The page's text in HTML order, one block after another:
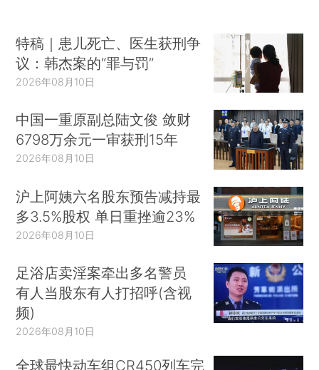
特稿｜患儿死亡、医生获刑争
议：韩杰案的“罪与罚”
2026年08月10日
中国一重原副总陆文俊 敛财
6798万余元一审获刑15年
2026年08月10日
沪上阿姨六名股东预告减持最
多3.5%股权 单日重挫逾23%
2026年08月10日
足浴店卖淫案牵出多名警员
有人当股东有人打招呼(含视
频)
2026年08月10日
全球最快动车组CR450列车完